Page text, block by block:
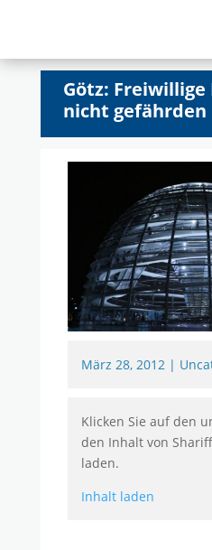
Götz:
nicht gefährden
März 28, 2012 |
Klicken Sie auf den
den Inhalt von
laden.
Inhalt laden